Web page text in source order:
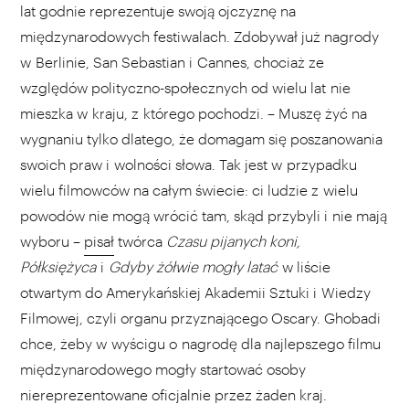
lat godnie reprezentuje swoją ojczyznę na
międzynarodowych festiwalach. Zdobywał już nagrody
w Berlinie, San Sebastian i Cannes, chociaż ze
względów polityczno-społecznych od wielu lat nie
mieszka w kraju, z którego pochodzi. – Muszę żyć na
wygnaniu tylko dlatego, że domagam się poszanowania
swoich praw i wolności słowa. Tak jest w przypadku
wielu filmowców na całym świecie: ci ludzie z wielu
powodów nie mogą wrócić tam, skąd przybyli i nie mają
wyboru – pisał twórca Czasu pijanych koni,
Półksiężyca i Gdyby żółwie mogły latać w liście
otwartym do Amerykańskiej Akademii Sztuki i Wiedzy
Filmowej, czyli organu przyznającego Oscary. Ghobadi
chce, żeby w wyścigu o nagrodę dla najlepszego filmu
międzynarodowego mogły startować osoby
niereprezentowane oficjalnie przez żaden kraj.